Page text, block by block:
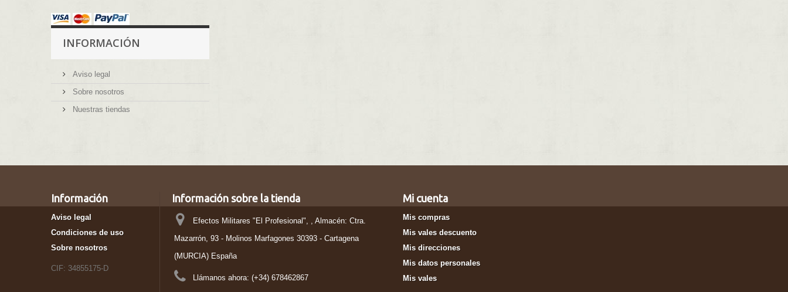
INFORMACIÓN
Aviso legal
Sobre nosotros
Nuestras tiendas
Información
Aviso legal
Condiciones de uso
Sobre nosotros
CIF: 34855175-D
Información sobre la tienda
Efectos Militares "El Profesional", , Almacén: Ctra.
Mazarrón, 93 - Molinos Marfagones 30393 - Cartagena
(MURCIA) España
Llámanos ahora: (+34) 678462867
Mi cuenta
Mis compras
Mis vales descuento
Mis direcciones
Mis datos personales
Mis vales